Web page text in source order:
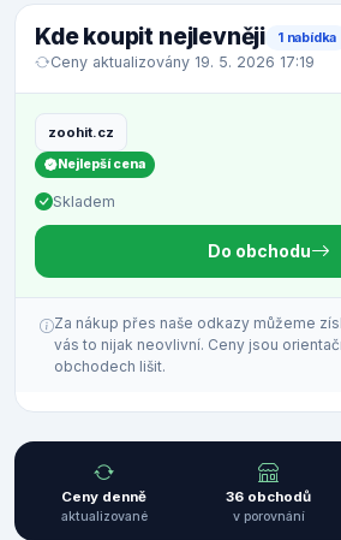
Kde koupit nejlevněji 1 nabídka
Ceny aktualizovány 19. 5. 2026 17:19
zoohit.cz
Nejlepší cena
Skladem
Do obchodu
Za nákup přes naše odkazy můžeme
vás to nijak neovlivní. Ceny jsou
obchodech lišit.
Ceny denně
aktualizované
36 obchodů
v porovnání